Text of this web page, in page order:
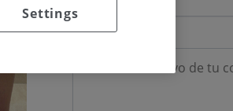
Motivo consulta
Settings